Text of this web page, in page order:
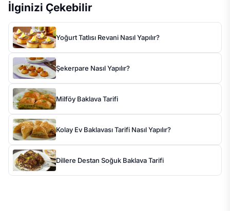
İlginizi Çekebilir
Yoğurt Tatlısı Revani Nasıl Yapılır?
Şekerpare Nasıl Yapılır?
Milföy Baklava Tarifi
Kolay Ev Baklavası Tarifi Nasıl Yapılır?
Dillere Destan Soğuk Baklava Tarifi